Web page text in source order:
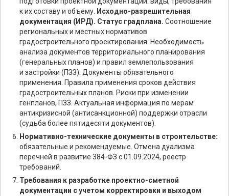
к их составу и объему. Исходно-разрешительная
документация (ИРД). Статус градплана. Соотношение
региональных и местных нормативов
градостроительного проектирования. Необходимость
анализа документов территориального планирования
(генеральных планов) и правил землепользования
и застройки (ПЗЗ). Документы обязательного
применения. Правила применения сроков действия
градостроительных планов. Риски при изменении
генпланов, ПЗЗ. Актуальная информация по мерам
антикризисной (антисанкционной) поддержки отрасли
(судьба более пятидесяти документов).
Нормативно-технические документы в строительстве:
обязательные и рекомендуемые. Отмена дуализма
перечней в развитие 384-ФЗ с 01.09.2024, реестр
требований.
Требования к разработке проектно-сметной
документации с учетом корректировки и выходом